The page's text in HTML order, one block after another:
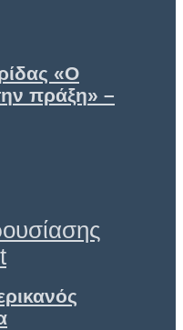
«Ο
πράξη» –